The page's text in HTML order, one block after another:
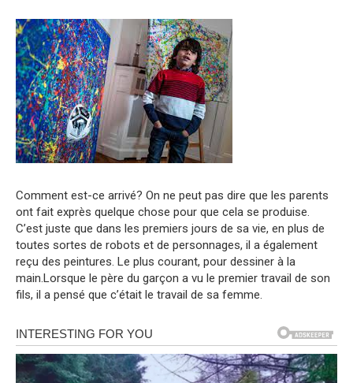
Comment est-ce arrivé? On ne peut pas dire que les parents
ont fait exprès quelque chose pour que cela se produise.
C’est juste que dans les premiers jours de sa vie, en plus de
toutes sortes de robots et de personnages, il a également
reçu des peintures. Le plus courant, pour dessiner à la
main.Lorsque le père du garçon a vu le premier travail de son
fils, il a pensé que c’était le travail de sa femme.